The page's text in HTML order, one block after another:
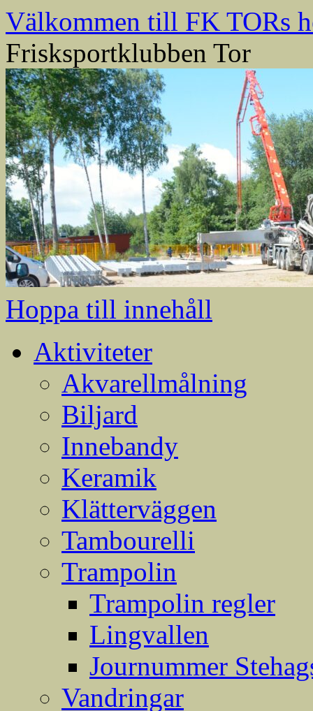
Välkommen till FK TORs
Frisksportklubben Tor
Hoppa till innehåll
Aktiviteter
Akvarellmålning
Biljard
Innebandy
Keramik
Klätterväggen
Tambourelli
Trampolin
Trampolin regler
Lingvallen
Journummer
Vandringar